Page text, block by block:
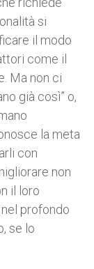
si
il modo
come il
Ma non ci
già così” o,
la meta
con
non
il loro
profondo
se lo